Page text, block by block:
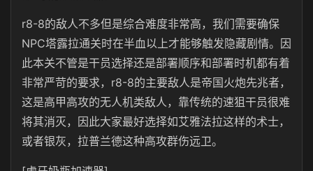
r8-8的敌人不多但是综合难度非常高，我们需要确保
NPC塔露拉通关时在半血以上才能够触发隐藏剧情。因
此本关不管是干员选择还是部署顺序和部署时机都有着
非常严苛的要求，r8-8的主要敌人是帝国火炮先兆者，
这是高甲高攻的无人机类敌人，靠传统的速狙干员很难
将其消灭，因此大家最好选择如艾雅法拉这样的术士，
或者银灰，拉普兰德这种高攻群伤远卫。